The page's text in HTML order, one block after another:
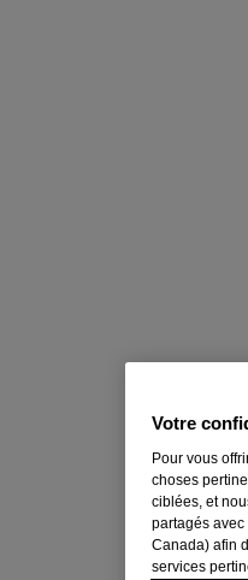
Votre
Pour vous
choses
ciblées, et
partagés avec
Canada) afin
services